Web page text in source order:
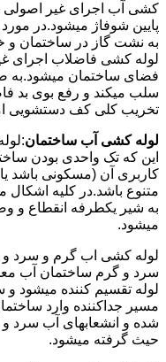
کشی آب اجرای غیر اصولی
پایین شوفاژ میشود.در
به نشت گاز در ساختمان و
لوله کشی فاضلاب اجرای
فضای ساختمان میشود.به
سلب میکند و رفع بوی بد
تخریب کلی کف دستشویی
لوله کشی آب ساختمان
این که تک واحدی بودن
کاربری آن (مسکونی باشد
متنوع باشد.در کلیه اشکال
به شیر یکطرفه انقطاع و
میشود.
لوله کشی اب گرم و سرد
سرد و گرم ساختمان آب
لوله تقسیم کننده میشود
مسیر جداکننده وارد
شده و انشعابهای آب سرد
حیث گرفته میشود.